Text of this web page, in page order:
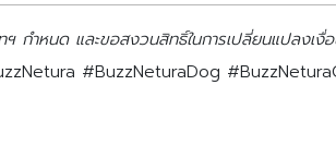
ฯ กำหนด และขอสงวนสิทธิ์ในการเปลี่ยนแปลงเงื่
#BuzzNeturaDog